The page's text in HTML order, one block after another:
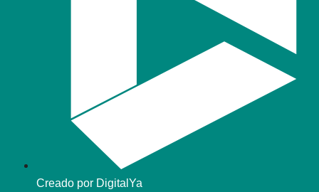
Creado por DigitalYa